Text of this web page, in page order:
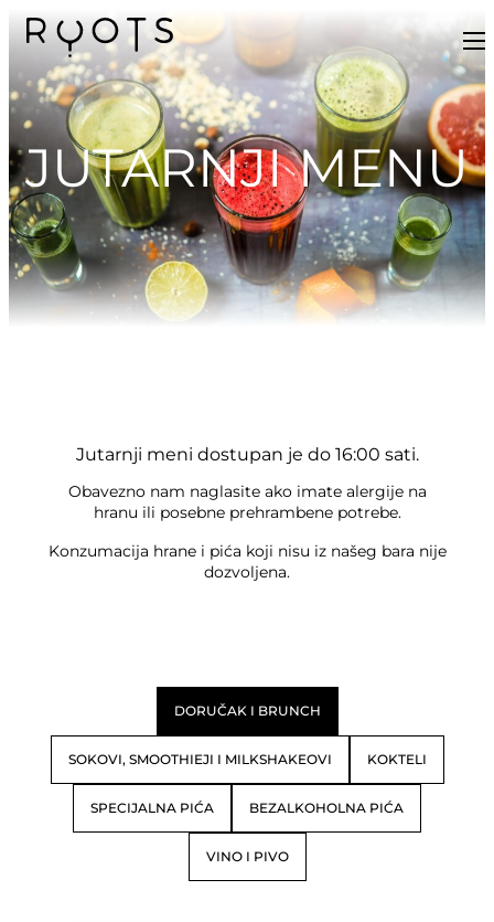
JUTARNJI MENU
Jutarnji meni dostupan je do 16:00 sati.
Obavezno nam naglasite ako imate alergije na
hranu ili posebne prehrambene potrebe.
Konzumacija hrane i pića koji nisu iz našeg bara nije
dozvoljena.
DORUČAK I BRUNCH
SOKOVI, SMOOTHIEJI I MILKSHAKEOVI KOKTELI
SPECIJALNA PIĆA BEZALKOHOLNA PIĆA
VINO I PIVO